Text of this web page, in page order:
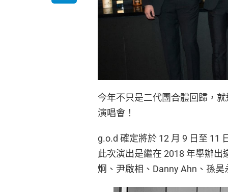
今年不只是二代團合體回歸，
演唱會！
g.o.d 確定將於 12 月 9 日至 11
此次演出是繼在 2018 年舉辦出
炯、尹啟相、Danny Ahn、孫